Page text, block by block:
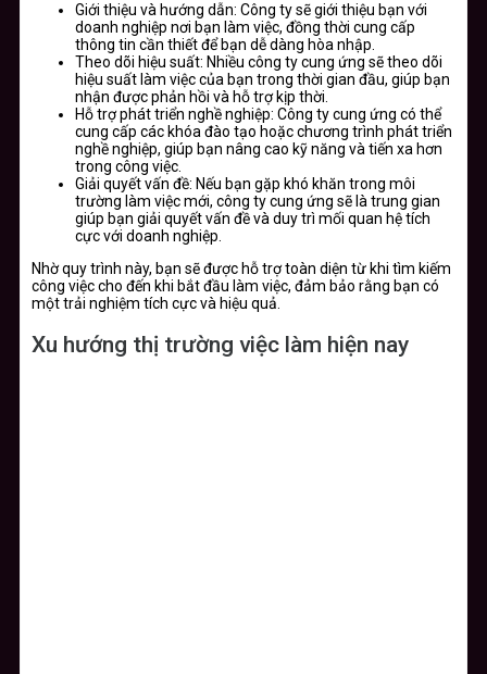
Giới thiệu và hướng dẫn: Công ty sẽ giới thiệu bạn với
doanh nghiệp nơi bạn làm việc, đồng thời cung cấp
thông tin cần thiết để bạn dễ dàng hòa nhập.
Theo dõi hiệu suất: Nhiều công ty cung ứng sẽ theo dõi
hiệu suất làm việc của bạn trong thời gian đầu, giúp bạn
nhận được phản hồi và hỗ trợ kịp thời.
Hỗ trợ phát triển nghề nghiệp: Công ty cung ứng có thể
cung cấp các khóa đào tạo hoặc chương trình phát triển
nghề nghiệp, giúp bạn nâng cao kỹ năng và tiến xa hơn
trong công việc.
Giải quyết vấn đề: Nếu bạn gặp khó khăn trong môi
trường làm việc mới, công ty cung ứng sẽ là trung gian
giúp bạn giải quyết vấn đề và duy trì mối quan hệ tích
cực với doanh nghiệp.
Nhờ quy trình này, bạn sẽ được hỗ trợ toàn diện từ khi tìm kiếm
công việc cho đến khi bắt đầu làm việc, đảm bảo rằng bạn có
một trải nghiệm tích cực và hiệu quả.
Xu hướng thị trường việc làm hiện nay